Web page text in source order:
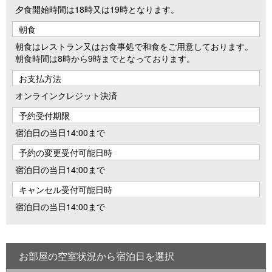
夕食開始時間は18時又は19時となります。
朝食
朝食はレストラン又はお食事処で和食をご用意しております。
朝食時間は8時から9時までとなっております。
お支払方法
オンラインクレジット決済
予約受付期限
宿泊日の当日14:00まで
予約の変更受付可能日時
宿泊日の当日14:00まで
キャンセル受付可能日時
宿泊日の当日14:00まで
お部屋の空室状況から宿泊日を選択